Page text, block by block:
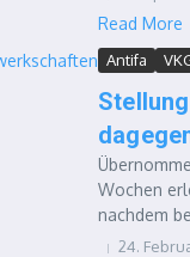
Read More
Antifa
Wochen
nachdem
24.